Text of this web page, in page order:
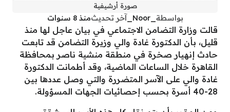
صورة أرشيفية
بواسطة _Noor_ آخر تحديثمنذ 8 سنوات
قالت وزارة التضامن الاجتماعي في بيان عاجل لها منذ
قليل، بأن الدكتورة غادة والي وزيرة التضامن قد تابعت
حادث إنهيار صخرة في منطقة منشية ناصر بمحافظة
القاهرة خلال الساعات الماضية، وقد أطمانت الدكتورة
غادة والي على الآسر المتضررة والتي وصل عددها بين
28-40 أسرة بحسب إحصائيات الجهات المسؤولة.